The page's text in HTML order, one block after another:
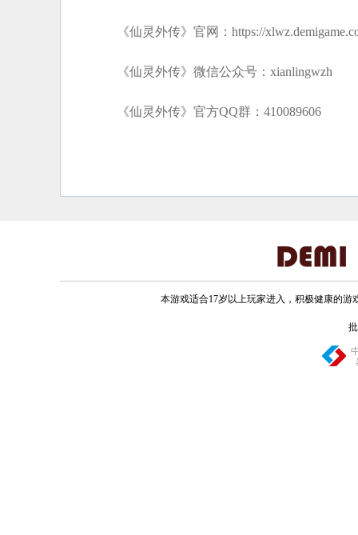
《仙灵外传》官网：https://
《仙灵外传》微信公众号：xianlingwzh
《仙灵外传》官方QQ群：410089606
本游戏适合17岁以上玩家进入，积极健康的